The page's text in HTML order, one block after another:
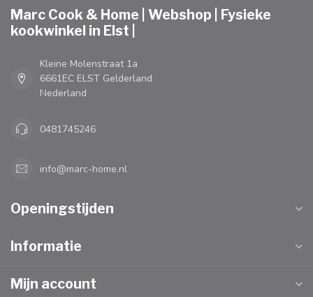
Marc Cook & Home | Webshop | Fysieke
kookwinkel in Elst |
Kleine Molenstraat 1a
6661EC ELST Gelderland
Nederland
0481745246
info@marc-home.nl
Openingstijden
Informatie
Mijn account